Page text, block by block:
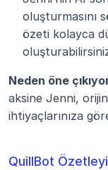
oluşturmasını
özeti kolayca
Neden öne
aksine Jenni,
ihtiyaçlarınıza
QuillBot